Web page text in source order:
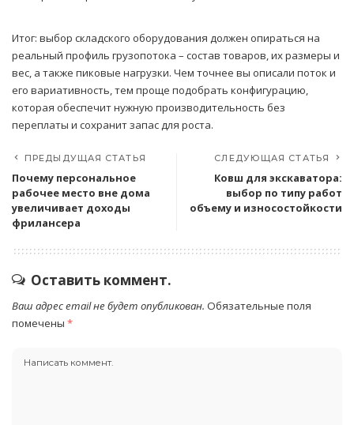
Итог: выбор складского оборудования должен опираться на
реальный профиль грузопотока – состав товаров, их размеры и
вес, а также пиковые нагрузки. Чем точнее вы описали поток и
его вариативность, тем проще подобрать конфигурацию,
которая обеспечит нужную производительность без
переплаты и сохранит запас для роста.
ПРЕДЫДУЩАЯ СТАТЬЯ
Почему персональное
рабочее место вне дома
увеличивает доходы
фрилансера
СЛЕДУЮЩАЯ СТАТЬЯ
Ковш для экскаватора:
выбор по типу работ
объему и износостойкости
Оставить коммент.
Ваш адрес email не будет опубликован. Обязательные поля
помечены *